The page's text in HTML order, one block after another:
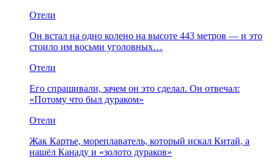
Отели
Он встал на одно колено на высоте 443 метров — и это
стоило им восьми уголовных…
Отели
Его спрашивали, зачем он это сделал. Он отвечал:
«Потому что был дураком»
Отели
Жак Картье, мореплаватель, который искал Китай, а
нашёл Канаду и «золото дураков»